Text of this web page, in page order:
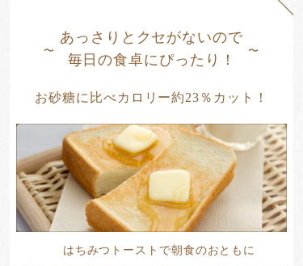
あっさりとクセがないので
毎日の食卓にぴったり！
お砂糖に比べカロリー約23％カット！
はちみつトーストで朝食のおともに